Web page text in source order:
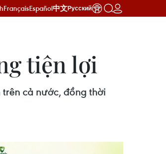
FrançaisEspañol中文Русский
tiện lợi
cả nước, đồng thời